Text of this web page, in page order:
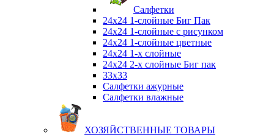
Салфетки
24х24 1-слойные Биг Пак
24х24 1-слойные с рисунком
24х24 1-слойные цветные
24х24 1-х слойные
24х24 2-х слойные Биг пак
33х33
Салфетки ажурные
Салфетки влажные
ХОЗЯЙСТВЕННЫЕ ТОВАРЫ